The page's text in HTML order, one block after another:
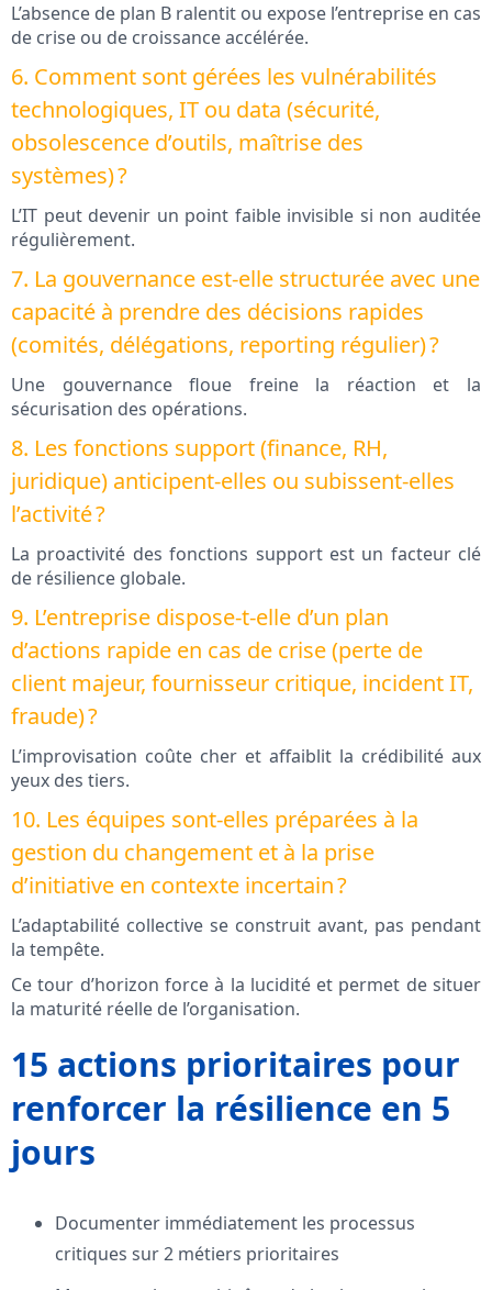
L’absence de plan B ralentit ou expose l’entreprise en cas
de crise ou de croissance accélérée.
6. Comment sont gérées les vulnérabilités
technologiques, IT ou data (sécurité,
obsolescence d’outils, maîtrise des
systèmes) ?
L’IT peut devenir un point faible invisible si non auditée
régulièrement.
7. La gouvernance est-elle structurée avec une
capacité à prendre des décisions rapides
(comités, délégations, reporting régulier) ?
Une gouvernance floue freine la réaction et la
sécurisation des opérations.
8. Les fonctions support (finance, RH,
juridique) anticipent-elles ou subissent-elles
l’activité ?
La proactivité des fonctions support est un facteur clé
de résilience globale.
9. L’entreprise dispose-t-elle d’un plan
d’actions rapide en cas de crise (perte de
client majeur, fournisseur critique, incident IT,
fraude) ?
L’improvisation coûte cher et affaiblit la crédibilité aux
yeux des tiers.
10. Les équipes sont-elles préparées à la
gestion du changement et à la prise
d’initiative en contexte incertain ?
L’adaptabilité collective se construit avant, pas pendant
la tempête.
Ce tour d’horizon force à la lucidité et permet de situer
la maturité réelle de l’organisation.
15 actions prioritaires pour
renforcer la résilience en 5
jours
Documenter immédiatement les processus
critiques sur 2 métiers prioritaires